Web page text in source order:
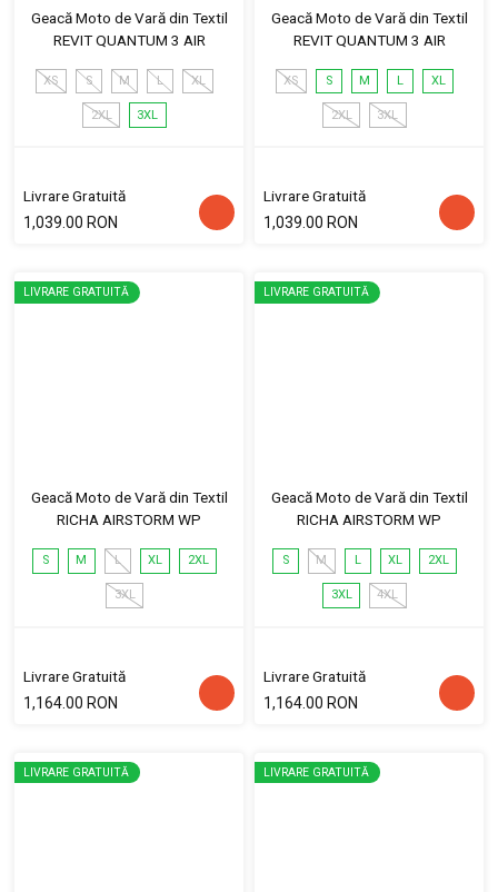
Geacă Moto de Vară din Textil
REVIT QUANTUM 3 AIR
XS S M L XL
2XL 3XL
Livrare Gratuită
1,039.00 RON
Geacă Moto de Vară din Textil
REVIT QUANTUM 3 AIR
XS S M L XL
2XL 3XL
Livrare Gratuită
1,039.00 RON
LIVRARE GRATUITĂ
Geacă Moto de Vară din Textil
RICHA AIRSTORM WP
S M L XL 2XL
3XL
Livrare Gratuită
1,164.00 RON
LIVRARE GRATUITĂ
Geacă Moto de Vară din Textil
RICHA AIRSTORM WP
S M L XL 2XL
3XL 4XL
Livrare Gratuită
1,164.00 RON
LIVRARE GRATUITĂ LIVRARE GRATUITĂ